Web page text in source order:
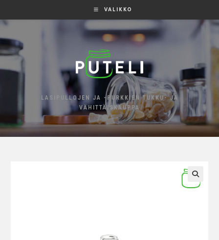
VALIKKO
LASIPULLOJEN JA -PURKKIEN TUKKU- JA
VÄHITTÄISKAUPPA